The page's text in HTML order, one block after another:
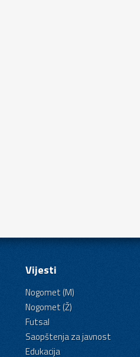
Vijesti
Nogomet (M)
Nogomet (Ž)
Futsal
Saopštenja za javnost
Edukacija